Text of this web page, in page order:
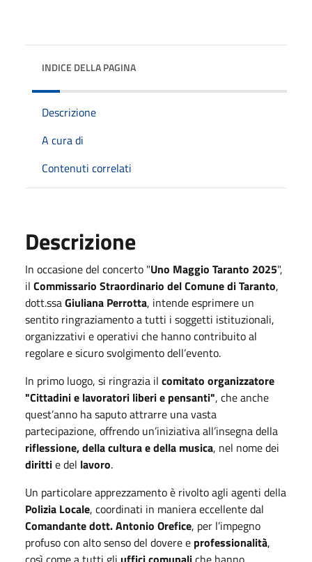
INDICE DELLA PAGINA
Descrizione
A cura di
Contenuti correlati
Descrizione
In occasione del concerto "Uno Maggio Taranto 2025",
il Commissario Straordinario del Comune di Taranto,
dott.ssaGiuliana Perrotta, intende esprimere un
sentito ringraziamento a tutti i soggetti istituzionali,
organizzativi e operativi che hanno contribuito al
regolare e sicuro svolgimento dell’evento.
In primo luogo, si ringrazia il comitato organizzatore
"Cittadini e lavoratori liberi e pensanti", che anche
quest’anno ha saputo attrarre una vasta
partecipazione, offrendo un’iniziativa all’insegna della
riflessione, della cultura e della musica, nel nome dei
dirittie del lavoro.
Un particolare apprezzamento è rivolto agli agenti della
Polizia Locale, coordinati in maniera eccellente dal
Comandante dott. Antonio Orefice, per l’impegno
profuso con alto senso del dovere e professionalità,